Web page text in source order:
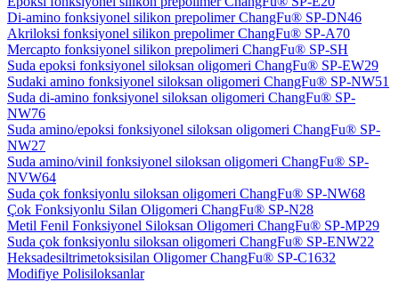
Di-amino fonksiyonel silikon prepolimer ChangFu® SP-DN46
Akriloksi fonksiyonel silikon prepolimer ChangFu® SP-A70
Mercapto fonksiyonel silikon prepolimeri ChangFu® SP-SH
Suda epoksi fonksiyonel siloksan oligomeri ChangFu® SP-EW29
Sudaki amino fonksiyonel siloksan oligomeri ChangFu® SP-NW51
Suda di-amino fonksiyonel siloksan oligomeri ChangFu® SP-
NW76
Suda amino/epoksi fonksiyonel siloksan oligomeri ChangFu® SP-
NW27
Suda amino/vinil fonksiyonel siloksan oligomeri ChangFu® SP-
NVW64
Suda çok fonksiyonlu siloksan oligomeri ChangFu® SP-NW68
Çok Fonksiyonlu Silan Oligomeri ChangFu® SP-N28
Metil Fenil Fonksiyonel Siloksan Oligomeri ChangFu® SP-MP29
Suda çok fonksiyonlu siloksan oligomeri ChangFu® SP-ENW22
Heksadesiltrimetoksisilan Oligomer ChangFu® SP-C1632
Modifiye Polisiloksanlar